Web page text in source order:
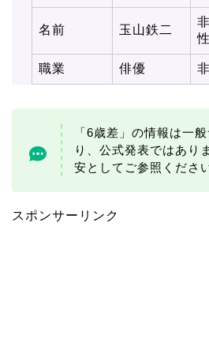
名前 玉山鉄二
職業 俳優
「6歳差」の情報は一
り、公式発表ではあり
安としてご参照ください
スポンサーリンク